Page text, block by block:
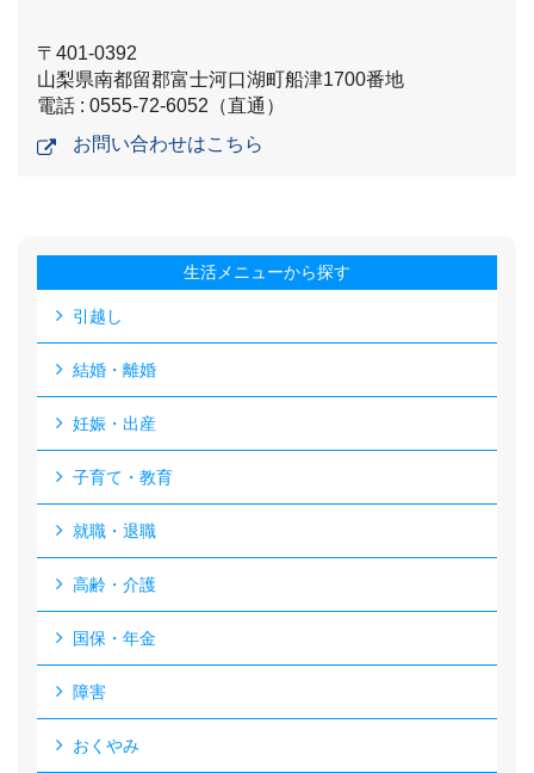
〒401-0392
山梨県南都留郡富士河口湖町船津1700番地
電話 : 0555-72-6052（直通）
お問い合わせはこちら
生活メニューから探す
引越し
結婚・離婚
妊娠・出産
子育て・教育
就職・退職
高齢・介護
国保・年金
障害
おくやみ